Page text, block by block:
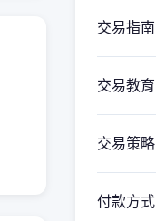
交易指南
交易教育
交易策略
付款方式